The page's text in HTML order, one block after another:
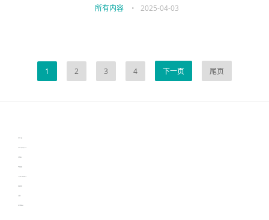
所有内容 • 2025-04-03
1 2 3 4 下一页 尾页